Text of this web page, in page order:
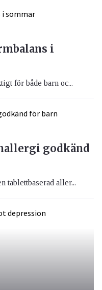
i
för både barn oc...
godkänd
tablettbaserad aller...